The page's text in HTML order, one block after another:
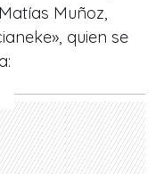
Muñoz,
quien se